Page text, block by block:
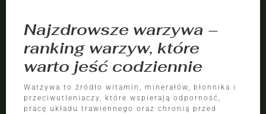
Najzdrowsze warzywa –
ranking warzyw, które
warto jeść codziennie
Warzywa to źródło witamin, minerałów, błonnika i
przeciwutleniaczy, które wspierają odporność,
pracę układu trawiennego oraz chronią przed